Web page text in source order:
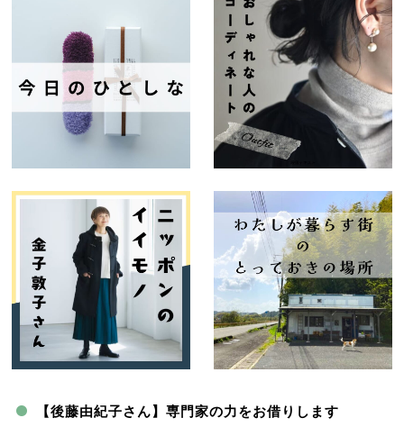
【後藤由紀子さん】専門家の力をお借りします